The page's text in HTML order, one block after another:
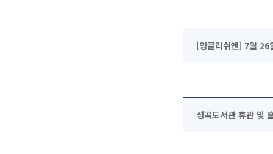
[잉글리쉬앤] 7월
성곡도서관 휴관 및